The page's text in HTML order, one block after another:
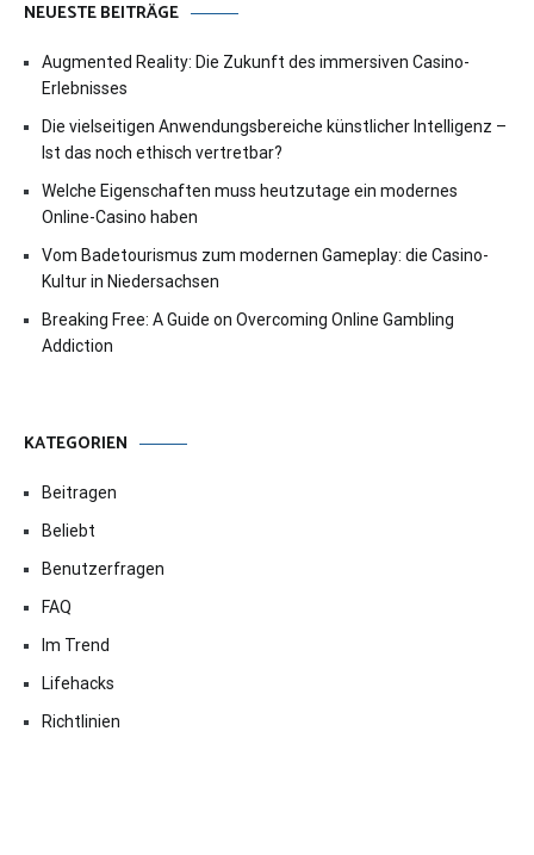
NEUESTE BEITRÄGE
Augmented Reality: Die Zukunft des immersiven Casino-
Erlebnisses
Die vielseitigen Anwendungsbereiche künstlicher Intelligenz –
Ist das noch ethisch vertretbar?
Welche Eigenschaften muss heutzutage ein modernes
Online-Casino haben
Vom Badetourismus zum modernen Gameplay: die Casino-
Kultur in Niedersachsen
Breaking Free: A Guide on Overcoming Online Gambling
Addiction
KATEGORIEN
Beitragen
Beliebt
Benutzerfragen
FAQ
Im Trend
Lifehacks
Richtlinien